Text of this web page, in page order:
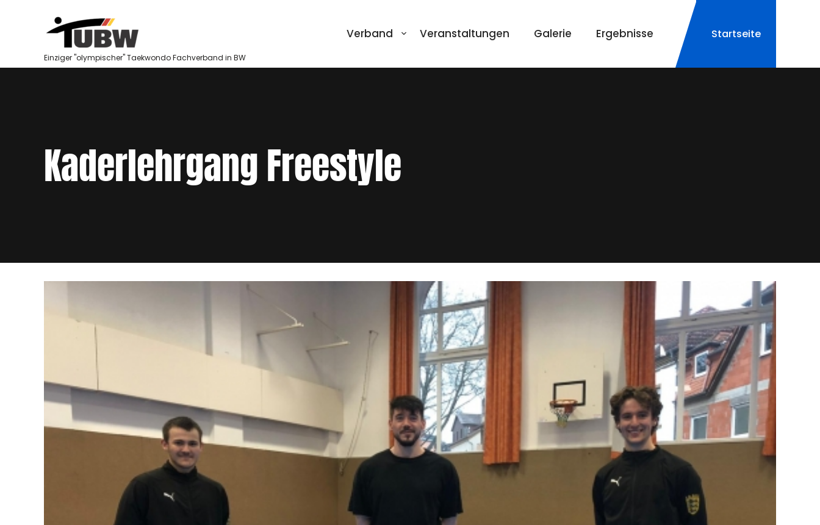
Einziger "olympischer" Taekwondo Fachverband in BW
Startseite
Verband Veranstaltungen Galerie Ergebnisse
Kaderlehrgang Freestyle